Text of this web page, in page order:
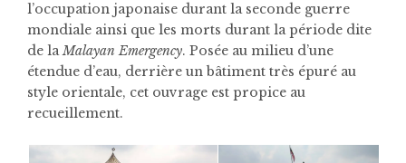
l’occupation japonaise durant la seconde guerre
mondiale ainsi que les morts durant la période dite
de laMalayan Emergency. Posée au milieu d’une
étendue d’eau, derrière un bâtiment très épuré au
style orientale, cet ouvrage est propice au
recueillement.